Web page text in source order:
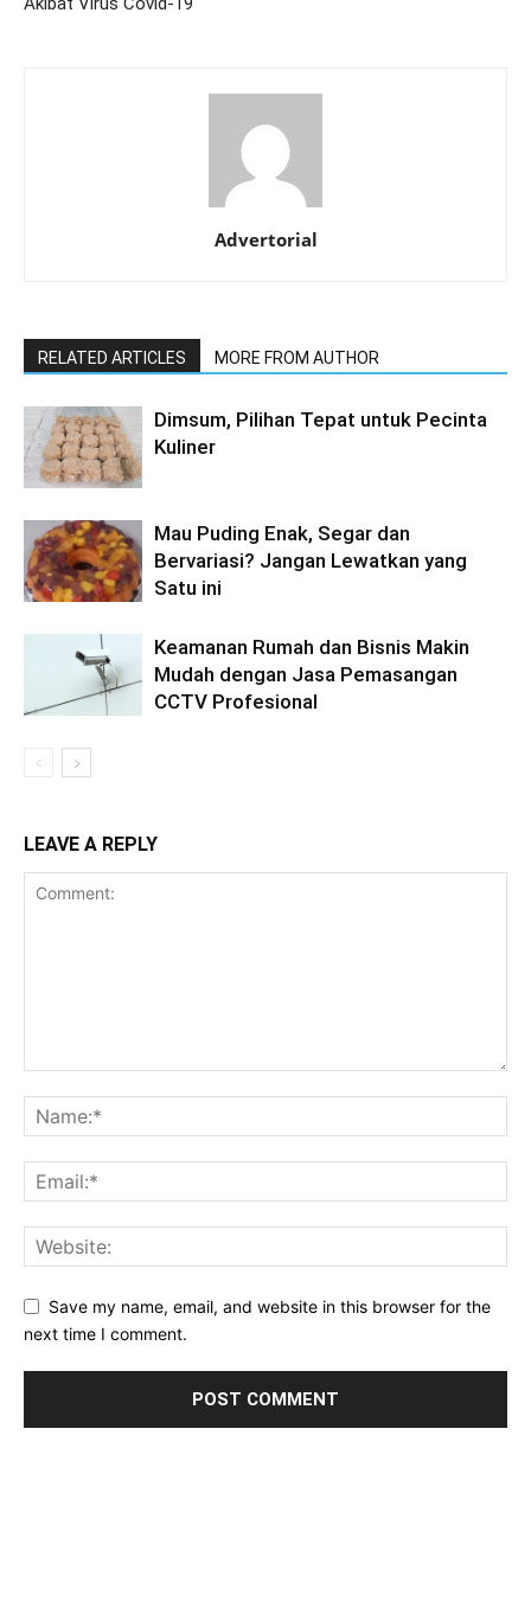
Advertorial
RELATED ARTICLES MORE FROM AUTHOR
Dimsum, Pilihan Tepat untuk Pecinta
Kuliner
Mau Puding Enak, Segar dan
Bervariasi? Jangan Lewatkan yang
Satu ini
Keamanan Rumah dan Bisnis Makin
Mudah dengan Jasa Pemasangan
CCTV Profesional
LEAVE A REPLY
Save my name, email, and website in this browser for the
next time I comment.